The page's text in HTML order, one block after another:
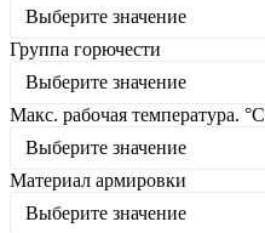
Выберите значение
Группа горючести
Выберите значение
Макс. рабочая температура. °C
Выберите значение
Материал армировки
Выберите значение